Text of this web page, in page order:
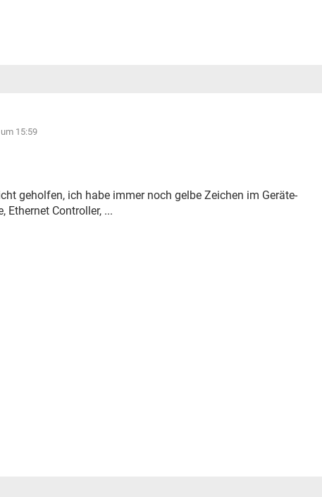
15:59
geholfen, ich habe immer noch gelbe Zeichen im Geräte-
Ethernet Controller, ...